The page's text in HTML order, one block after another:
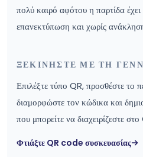
πολύ καιρό αφότου η παρτίδα έχει
επανεκτύπωση και χωρίς
ΞΕΚΙΝΉΣΤΕ ΜΕ ΤΗ
Επιλέξτε τύπο QR, προσθέστε το
διαμορφώστε τον κώδικα και
που μπορείτε να διαχειρίζεστε
Φτιάξτε QR code συσκευασίας